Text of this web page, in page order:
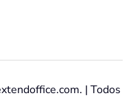
| Todos